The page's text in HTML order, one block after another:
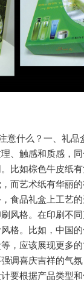
意什么？一、礼品
、触感和质感，
比如棕色牛皮纸
而艺术纸有华丽
食品礼盒上工艺的
风格。在印刷不
格。比如，中国
，应该展现更多
调喜庆吉祥的气氛
要根据产品类型